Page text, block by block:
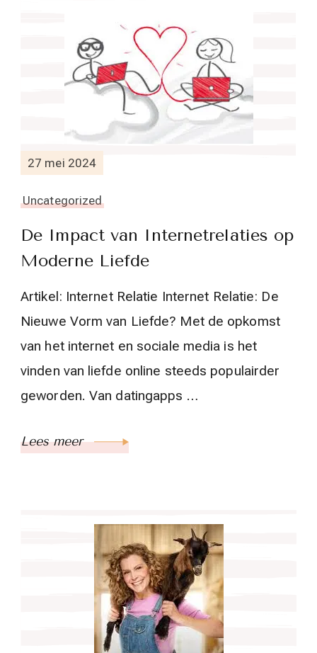
27 mei 2024
Uncategorized
De Impact van Internetrelaties op
Moderne Liefde
Artikel: Internet Relatie Internet Relatie: De
Nieuwe Vorm van Liefde? Met de opkomst
van het internet en sociale media is het
vinden van liefde online steeds populairder
geworden. Van datingapps …
Lees meer